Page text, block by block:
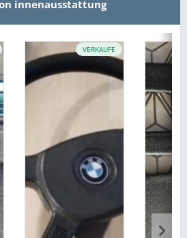
innenausstattung
VERKAUFE